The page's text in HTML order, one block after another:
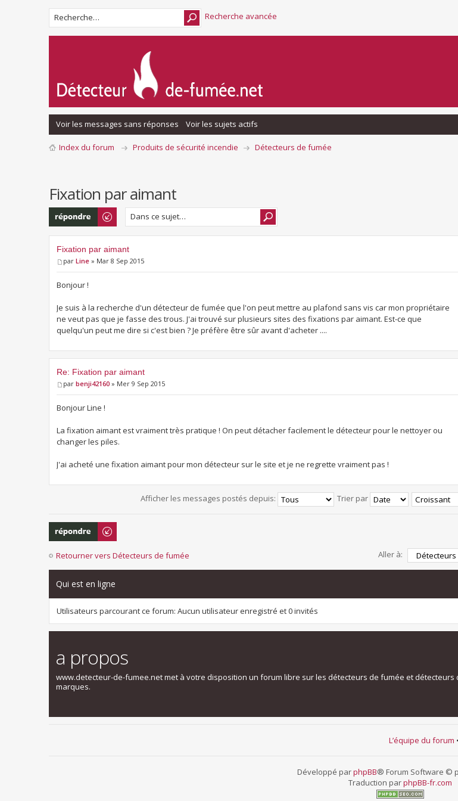
Recherche avancée
Voir les messages sans réponses Voir les sujets actifs
Index du forum Produits de sécurité incendie Détecteurs de fumée
Fixation par aimant
Répondre
Fixation par aimant
par Line » Mar 8 Sep 2015
Bonjour !
Je suis à la recherche d'un détecteur de fumée que l'on peut mettre au plafond sans vis car mon propriétaire
ne veut pas que je fasse des trous. J'ai trouvé sur plusieurs sites des fixations par aimant. Est-ce que
quelqu'un peut me dire si c'est bien ? Je préfère être sûr avant d'acheter ....
Re: Fixation par aimant
par benji42160 » Mer 9 Sep 2015
Bonjour Line !
La fixation aimant est vraiment très pratique ! On peut détacher facilement le détecteur pour le nettoyer ou
changer les piles.
J'ai acheté une fixation aimant pour mon détecteur sur le site et je ne regrette vraiment pas !
Afficher les messages postés depuis: Trier par
Répondre
Retourner vers Détecteurs de fumée Aller à:
Qui est en ligne
Utilisateurs parcourant ce forum: Aucun utilisateur enregistré et 0 invités
a propos
www.detecteur-de-fumee.net met à votre disposition un forum libre sur les détecteurs de fumée et
marques.
L’équipe du forum •
Développé parphpBB® Forum Software ©
Traduction parphpBB-fr.com